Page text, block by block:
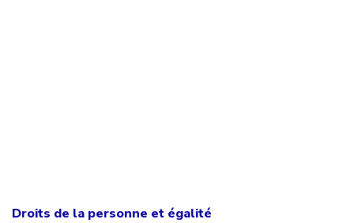
Droits de la personne et égalité